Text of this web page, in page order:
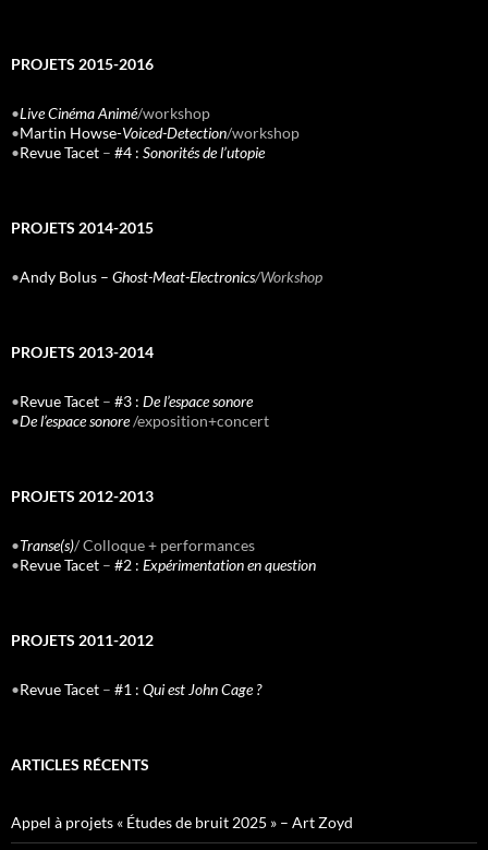
PROJETS 2015-2016
•Live Cinéma Animé/workshop
•Martin Howse-Voiced-Detection/workshop
•Revue Tacet – #4 : Sonorités de l’utopie
PROJETS 2014-2015
•Andy Bolus – Ghost-Meat-Electronics/Workshop
PROJETS 2013-2014
•Revue Tacet – #3 : De l’espace sonore
•De l’espace sonore/exposition+concert
PROJETS 2012-2013
•Transe(s)/ Colloque + performances
•Revue Tacet – #2 : Expérimentation en question
PROJETS 2011-2012
•Revue Tacet – #1 : Qui est John Cage ?
ARTICLES RÉCENTS
Appel à projets « Études de bruit 2025 » – Art Zoyd